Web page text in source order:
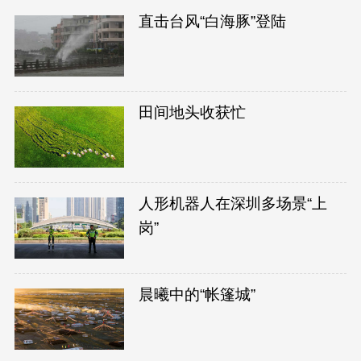
直击台风“白海豚”登陆
田间地头收获忙
人形机器人在深圳多场景“上
岗”
晨曦中的“帐篷城”